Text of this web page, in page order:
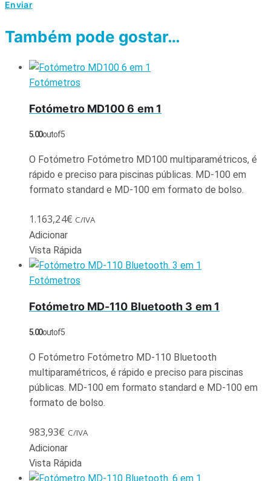
Também pode gostar…
Fotómetros
Fotómetro MD100 6 em 1
5.00out of 5
O Fotómetro Fotómetro MD100 multiparamétricos, é
rápido e preciso para piscinas públicas. MD-100 em
formato standard e MD-100 em formato de bolso.
1.163,24€ C/IVA
Adicionar
Vista Rápida
Fotómetros
Fotómetro MD-110 Bluetooth 3 em 1
5.00out of 5
O Fotómetro Fotómetro MD-110 Bluetooth
multiparamétricos, é rápido e preciso para piscinas
públicas. MD-100 em formato standard e MD-100 em
formato de bolso.
983,93€ C/IVA
Adicionar
Vista Rápida